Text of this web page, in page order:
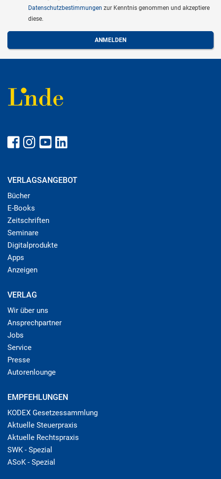
Datenschutzbestimmungen zur Kenntnis genommen und akzeptiere
diese.
VERLAGSANGEBOT
Bücher
E-Books
Zeitschriften
Seminare
Digitalprodukte
Apps
Anzeigen
VERLAG
Wir über uns
Ansprechpartner
Jobs
Service
Presse
Autorenlounge
EMPFEHLUNGEN
KODEX Gesetzessammlung
Aktuelle Steuerpraxis
Aktuelle Rechtspraxis
SWK - Spezial
ASoK - Spezial